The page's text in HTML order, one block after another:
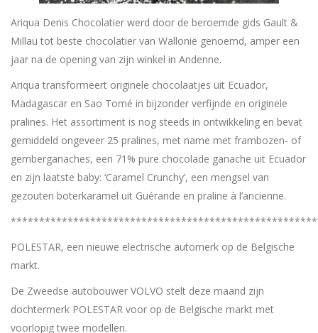
Ariqua Denis Chocolatier werd door de beroemde gids Gault &
Millau tot beste chocolatier van Wallonië genoemd, amper een
jaar na de opening van zijn winkel in Andenne.
Ariqua transformeert originele chocolaatjes uit Ecuador,
Madagascar en Sao Tomé in bijzonder verfijnde en originele
pralines. Het assortiment is nog steeds in ontwikkeling en bevat
gemiddeld ongeveer 25 pralines, met name met frambozen- of
gemberganaches, een 71% pure chocolade ganache uit Ecuador
en zijn laatste baby: ‘Caramel Crunchy’, een mengsel van
gezouten boterkaramel uit Guérande en praline à l’ancienne.
POLESTAR, een nieuwe electrische automerk op de Belgische
markt.
De Zweedse autobouwer VOLVO stelt deze maand zijn
dochtermerk POLESTAR voor op de Belgische markt met
voorlopig twee modellen.